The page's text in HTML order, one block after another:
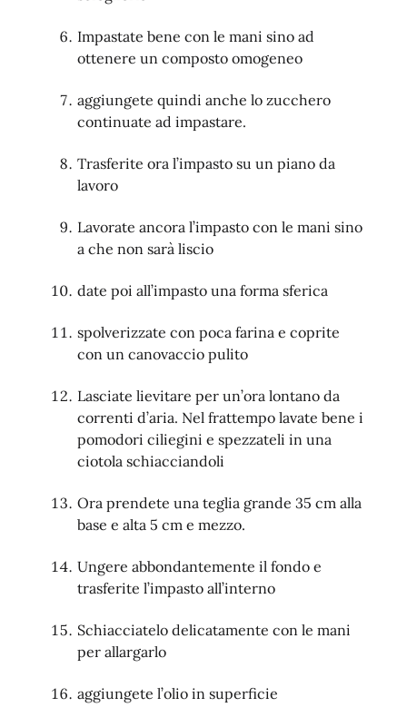
Impastate bene con le mani sino ad
ottenere un composto omogeneo
aggiungete quindi anche lo zucchero
continuate ad impastare.
Trasferite ora l’impasto su un piano da
lavoro
Lavorate ancora l’impasto con le mani sino
a che non sarà liscio
date poi all’impasto una forma sferica
spolverizzate con poca farina e coprite
con un canovaccio pulito
Lasciate lievitare per un’ora lontano da
correnti d’aria. Nel frattempo lavate bene i
pomodori ciliegini e spezzateli in una
ciotola schiacciandoli
Ora prendete una teglia grande 35 cm alla
base e alta 5 cm e mezzo.
Ungere abbondantemente il fondo e
trasferite l’impasto all’interno
Schiacciatelo delicatamente con le mani
per allargarlo
aggiungete l’olio in superficie